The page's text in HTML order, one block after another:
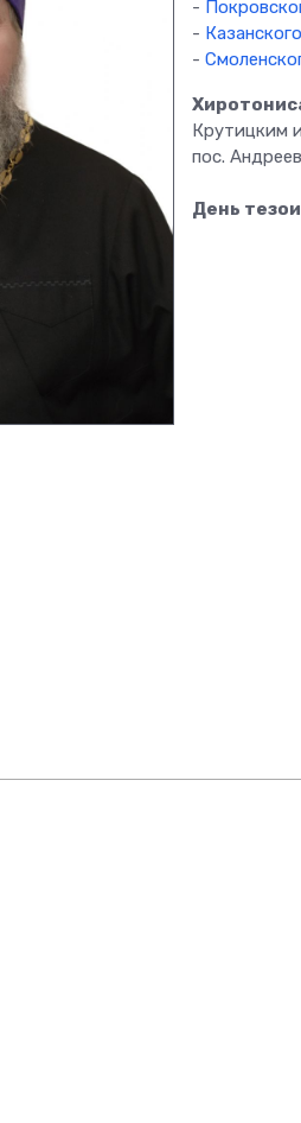
-
-
-
Крутицким
пос.
День